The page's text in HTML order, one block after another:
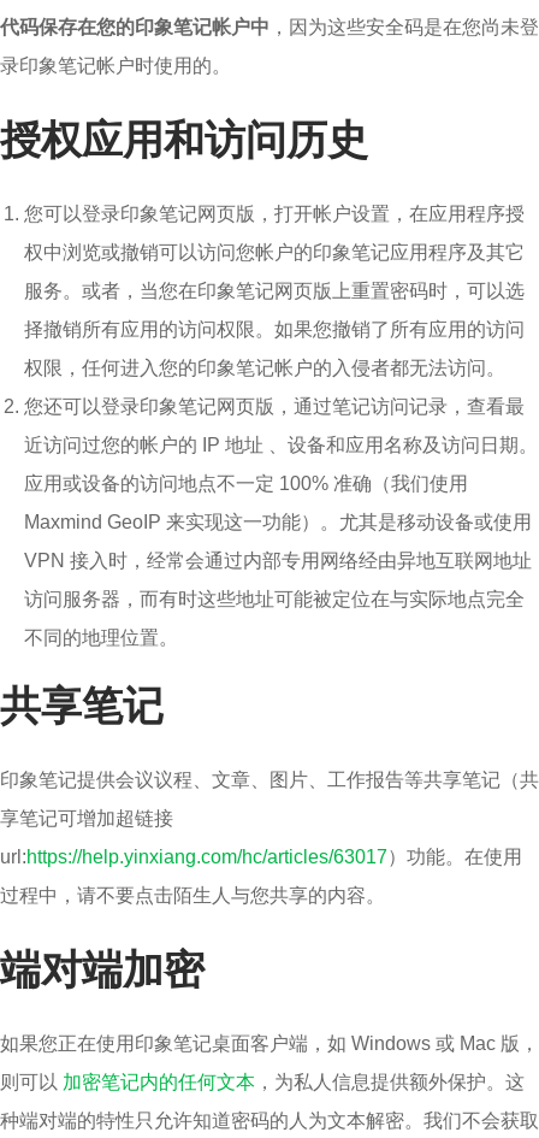
代码保存在您的印象笔记帐户中 ，因为这些安全码是在您尚未登
录印象笔记帐户时使用的。
授权应用和访问历史
您可以登录印象笔记网页版，打开帐户设置，在应用程序授
权中浏览或撤销可以访问您帐户的印象笔记应用程序及其它
服务。或者，当您在印象笔记网页版上重置密码时，可以选
择撤销所有应用的访问权限。如果您撤销了所有应用的访问
权限，任何进入您的印象笔记帐户的入侵者都无法访问。
您还可以登录印象笔记网页版，通过笔记访问记录，查看最
近访问过您的帐户的 IP 地址 、设备和应用名称及访问日期。
应用或设备的访问地点不一定 100% 准确（我们使用
Maxmind GeoIP 来实现这一功能）。尤其是移动设备或使用
VPN 接入时，经常会通过内部专用网络经由异地互联网地址
访问服务器，而有时这些地址可能被定位在与实际地点完全
不同的地理位置。
共享笔记
印象笔记提供会议议程、文章、图片、工作报告等共享笔记（共
享笔记可增加超链接
url:https://help.yinxiang.com/hc/articles/63017）功能。在使用
过程中，请不要点击陌生人与您共享的内容。
端对端加密
如果您正在使用印象笔记桌面客户端，如 Windows 或 Mac 版，
则可以 加密笔记内的任何文本 ，为私人信息提供额外保护。这
种端对端的特性只允许知道密码的人为文本解密。我们不会获取